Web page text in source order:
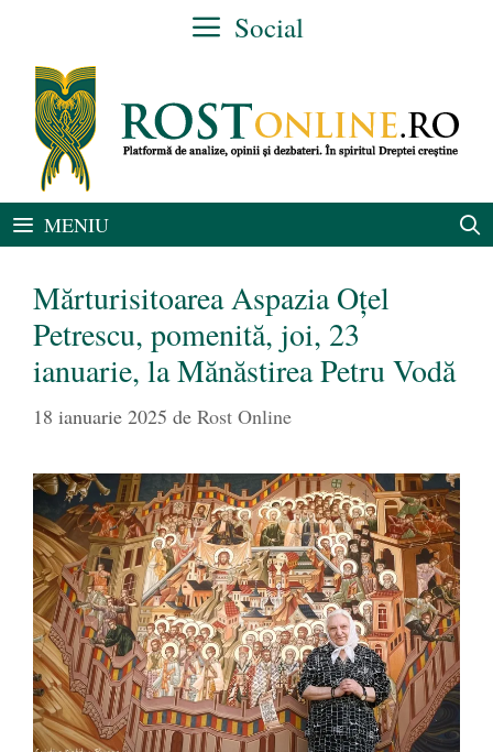
conținut
Social
MENIU
Mărturisitoarea Aspazia Oţel
Petrescu, pomenită, joi, 23
ianuarie, la Mănăstirea Petru Vodă
18 ianuarie 2025 de Rost Online